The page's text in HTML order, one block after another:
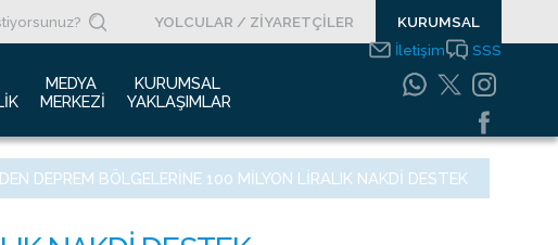
YOLCULAR / ZİYARETÇİLER KURUMSAL
MEDYA
MERKEZI
Basın Bültenleri
Basın Kupürleri
KURUMSAL
YAKLAŞIMLAR
Entegre Yönetim
Sistemleri Politikamız
Sistemi
İletişim SSS
DEPREM BÖLGELERINE 100 MILYON LIRALIK NAKDI DESTEK